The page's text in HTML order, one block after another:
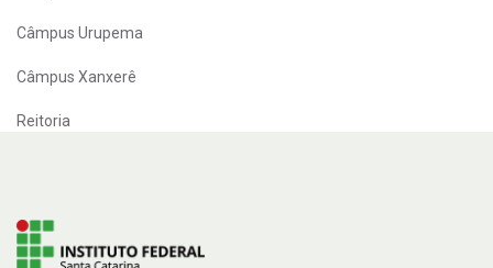
Câmpus Urupema
Câmpus Xanxerê
Reitoria